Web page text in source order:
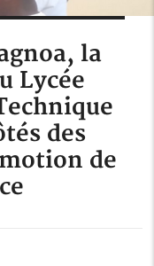
la
Lycée
des
de